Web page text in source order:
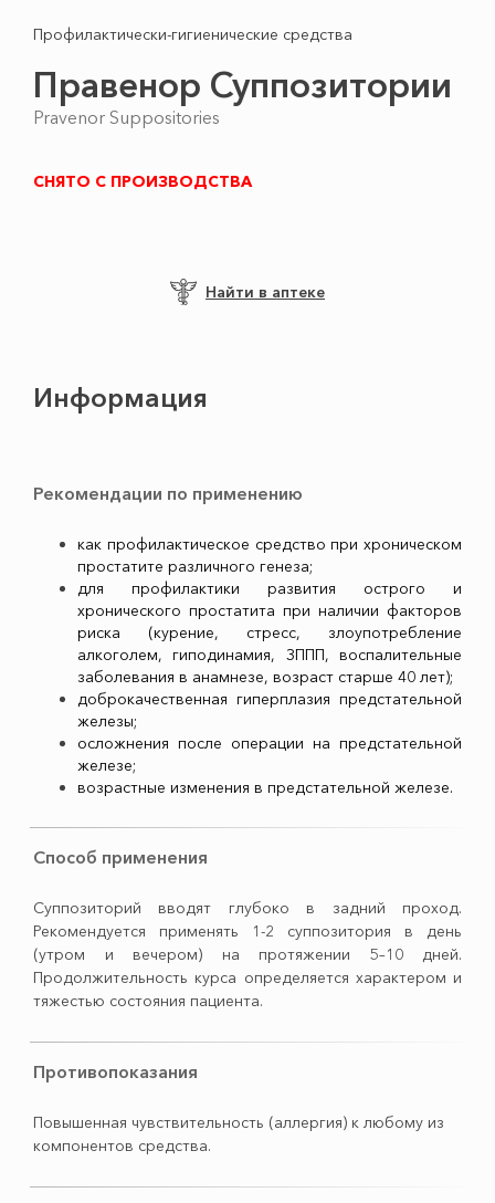
Профилактически-гигиенические средства
Правенор Суппозитории
Pravenor Suppositories
СНЯТО С ПРОИЗВОДСТВА
Найти в аптеке
Информация
Рекомендации по применению
как профилактическое средство при хроническом
простатите различного генеза;
для профилактики развития острого и
хронического простатита при наличии факторов
риска (курение, стресс, злоупотребление
алкоголем, гиподинамия, ЗППП, воспалительные
заболевания в анамнезе, возраст старше 40 лет);
доброкачественная гиперплазия предстательной
железы;
осложнения после операции на предстательной
железе;
возрастные изменения в предстательной железе.
Способ применения
Суппозиторий вводят глубоко в задний проход.
Рекомендуется применять 1-2 суппозитория в день
(утром и вечером) на протяжении 5–10 дней.
Продолжительность курса определяется характером и
тяжестью состояния пациента.
Противопоказания
Повышенная чувствительность (аллергия) к любому из
компонентов средства.